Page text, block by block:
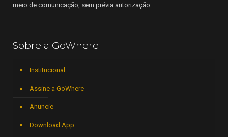
meio de comunicação, sem prévia autorização.
Sobre a GoWhere
Institucional
Assine a GoWhere
Anuncie
Download App